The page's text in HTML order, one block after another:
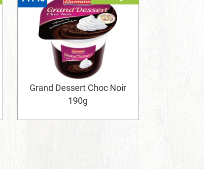
Grand Dessert Choc Noir
190g